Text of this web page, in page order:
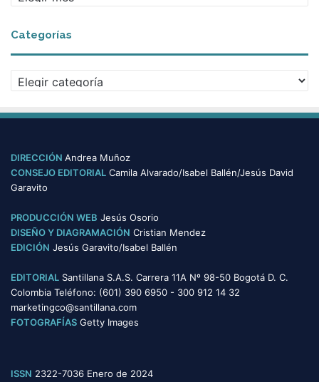
r
h
i
Categorías
a
e
o
r
s
DIRECCIÓN Andrea Muñoz
CONSEJO EDITORIAL Camila Alvarado/Isabel Ballén/Jesús David
Garavito
PRODUCCIÓN WEB Jesús Osorio
DISEÑO Y DIAGRAMACIÓN Cristian Mendez
EDICIÓN Jesús Garavito/Isabel Ballén
EDITORIAL Santillana S.A.S. Carrera 11A Nº 98-50 Bogotá D. C.
Colombia Teléfono: (601) 390 6950 - 300 912 14 32
marketingco@santillana.com
FOTOGRAFÍAS Getty Images
ISSN 2322-7036 Enero de 2024